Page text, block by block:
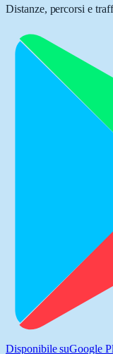
Distanze, percorsi e
Disponibile suGoogle